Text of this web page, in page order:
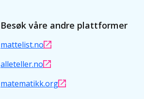
Besøk våre andre plattformer
mattelist.no
alleteller.no
matematikk.org